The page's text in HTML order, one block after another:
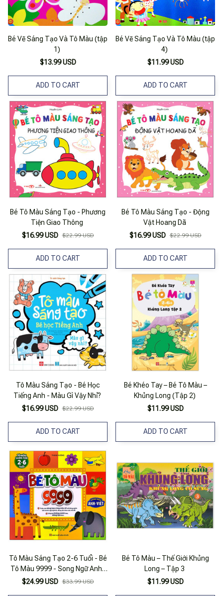
Bé Vẽ Sáng Tạo Và Tô Màu (tập
1)
$13.99 USD
ADD TO CART
Bé Vẽ Sáng Tạo Và Tô Màu (tập
4)
$11.99 USD
ADD TO CART
Bé Tô Màu Sáng Tạo - Phương
Tiện Giao Thông
$16.99 USD $22.99 USD
ADD TO CART
Bé Tô Màu Sáng Tạo - Động
Vật Hoang Dã
$16.99 USD $22.99 USD
ADD TO CART
Tô Màu Sáng Tạo - Bé Học
Tiếng Anh - Màu Gì Vậy Nhỉ?
$16.99 USD $22.99 USD
ADD TO CART
Bé Khéo Tay – Bé Tô Màu –
Khủng Long (Tập 2)
$11.99 USD
ADD TO CART
Tô Màu Sáng Tạo 2-6 Tuổi - Bé
Tô Màu 9999 - Song Ngữ Anh-
Việt
$24.99 USD $33.99 USD
Bé Tô Màu – Thế Giới Khủng
Long – Tập 3
$11.99 USD